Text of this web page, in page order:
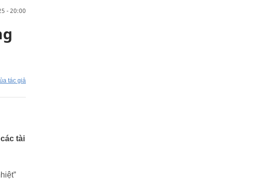
- 20:00
tác giả
tài